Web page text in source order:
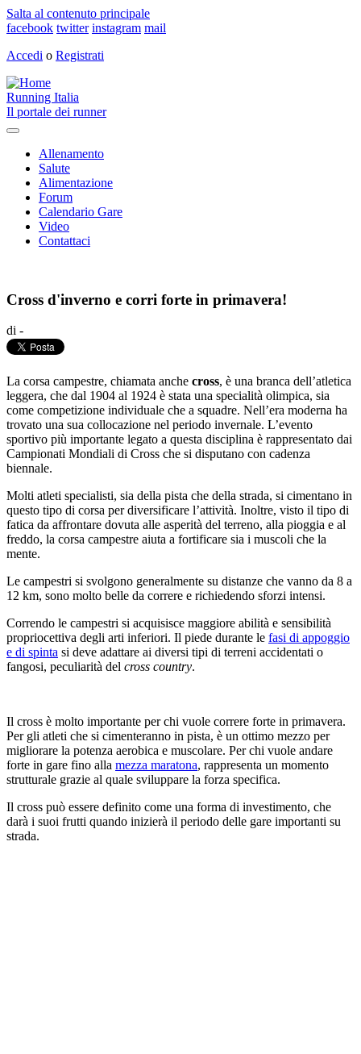
Salta al contenuto principale
facebook twitter instagram mail
Accedi o Registrati
Running Italia
Il portale dei runner
Toggle
navigationAllenamento
Salute
Alimentazione
Forum
Calendario Gare
Video
Contattaci
Cross d'inverno e corri forte in primavera!
di -
La corsa campestre, chiamata anche cross, è una branca dell’atletica
leggera, che dal 1904 al 1924 è stata una specialità olimpica, sia
come competizione individuale che a squadre. Nell’era moderna ha
trovato una sua collocazione nel periodo invernale. L’evento
sportivo più importante legato a questa disciplina è rappresentato dai
Campionati Mondiali di Cross che si disputano con cadenza
biennale.
Molti atleti specialisti, sia della pista che della strada, si cimentano in
questo tipo di corsa per diversificare l’attività. Inoltre, visto il tipo di
fatica da affrontare dovuta alle asperità del terreno, alla pioggia e al
freddo, la corsa campestre aiuta a fortificare sia i muscoli che la
mente.
Le campestri si svolgono generalmente su distanze che vanno da 8 a
12 km, sono molto belle da correre e richiedendo sforzi intensi.
Correndo le campestri si acquisisce maggiore abilità e sensibilità
propriocettiva degli arti inferiori. Il piede durante le fasi di appoggio
e di spinta si deve adattare ai diversi tipi di terreni accidentati o
fangosi, peculiarità del cross country.
Il cross è molto importante per chi vuole correre forte in primavera.
Per gli atleti che si cimenteranno in pista, è un ottimo mezzo per
migliorare la potenza aerobica e muscolare. Per chi vuole andare
forte in gare fino alla mezza maratona, rappresenta un momento
strutturale grazie al quale sviluppare la forza specifica.
Il cross può essere definito come una forma di investimento, che
darà i suoi frutti quando inizierà il periodo delle gare importanti su
strada.